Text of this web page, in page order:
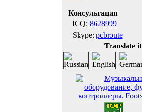
Консультация
ICQ: 8628999
Skype: pcbroute
Translate it